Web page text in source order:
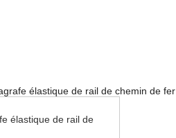
élastique de rail de chemin de fer
élastique de rail de